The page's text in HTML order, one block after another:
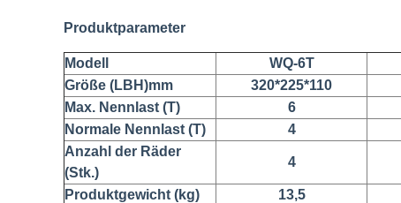
Produktparameter
Modell WQ-6T
Größe (LBH)mm
320*225*110
Max. Nennlast (T)
6
Normale Nennlast (T)
4
Anzahl der Räder
(Stk.)
4
Produktgewicht (kg) 13,5